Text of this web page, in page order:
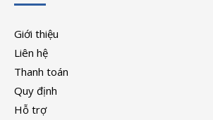
Giới thiệu
Liên hệ
Thanh toán
Quy định
Hỗ trợ